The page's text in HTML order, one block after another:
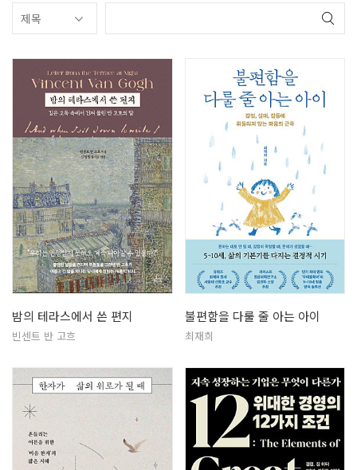
밤의 테라스에서 쓴 편지
빈센트 반 고흐
불편함을 다룰 줄 아는 아이
최재희